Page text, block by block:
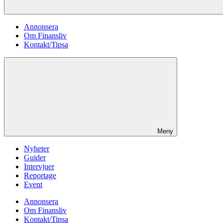
Annonsera
Om Finansliv
Kontakt/Tipsa
Meny
Nyheter
Guider
Intervjuer
Reportage
Event
Annonsera
Om Finansliv
Kontakt/Tipsa